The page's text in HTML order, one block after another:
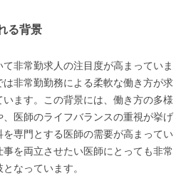
る背景
非常勤求人の注目度が高まっていま
非常勤勤務による柔軟な働き方が求
ます。この背景には、働き方の多様
医師のライフバランスの重視が挙げ
を専門とする医師の需要が高まってい
を両立させたい医師にとっても非常
なっています。